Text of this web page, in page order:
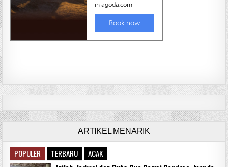
ARTIKEL MENARIK
POPULER TERBARU ACAK